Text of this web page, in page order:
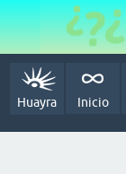
Huayra Inicio